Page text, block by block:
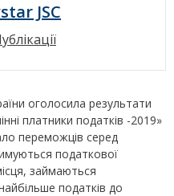
JSC
оголосила результати
платники податків -2019»
переможців серед
податкової
займаються
податків до